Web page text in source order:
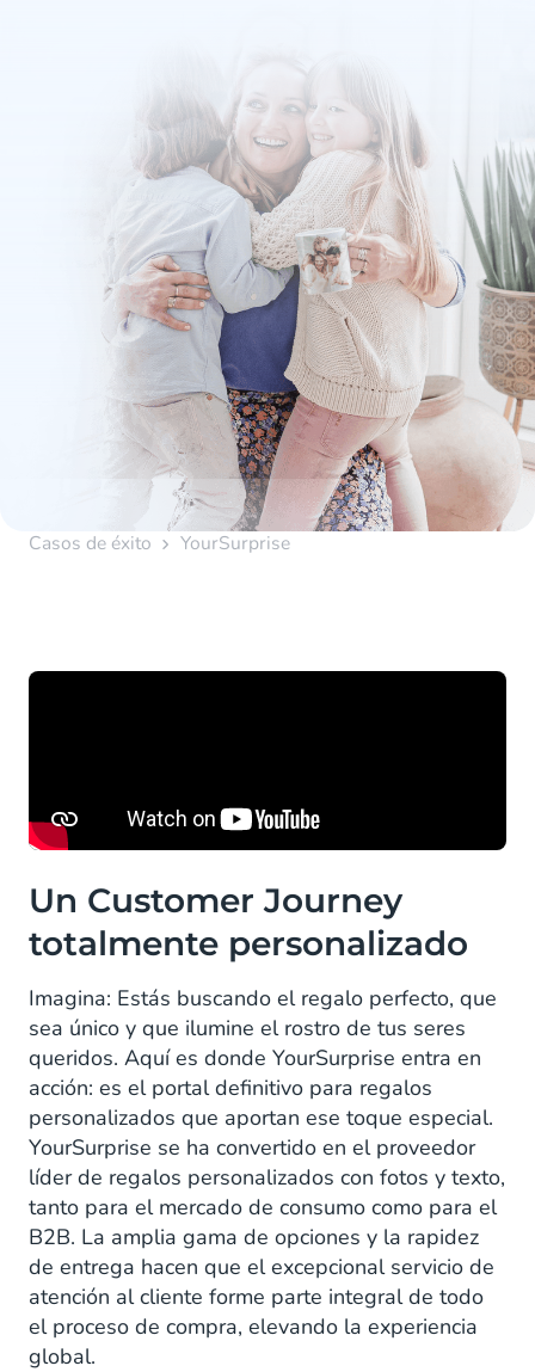
Casos de éxito YourSurprise
Un Customer Journey
totalmente personalizado
Imagina: Estás buscando el regalo perfecto, que
sea único y que ilumine el rostro de tus seres
queridos. Aquí es donde YourSurprise entra en
acción: es el portal definitivo para regalos
personalizados que aportan ese toque especial.
YourSurprise se ha convertido en el proveedor
líder de regalos personalizados con fotos y texto,
tanto para el mercado de consumo como para el
B2B. La amplia gama de opciones y la rapidez
de entrega hacen que el excepcional servicio de
atención al cliente forme parte integral de todo
el proceso de compra, elevando la experiencia
global.